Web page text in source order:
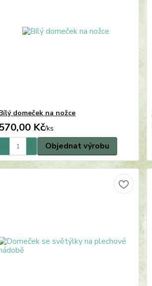
domeček na nožce
Kč/ks
Objednat výrobu